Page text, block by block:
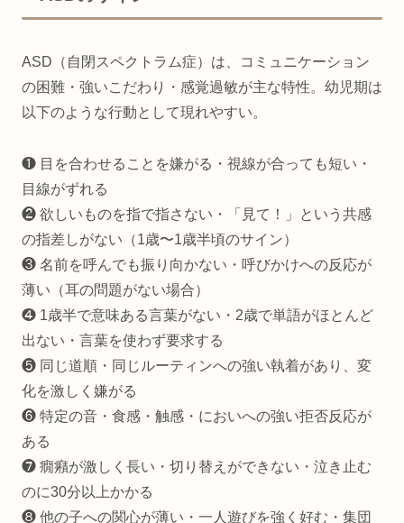
ASD（自閉スペクトラム症）は、コミュニケーション
の困難・強いこだわり・感覚過敏が主な特性。幼児期は
以下のような行動として現れやすい。
❶ 目を合わせることを嫌がる・視線が合っても短い・
目線がずれる
❷ 欲しいものを指で指さない・「見て！」という共感
の指差しがない（1歳〜1歳半頃のサイン）
❸ 名前を呼んでも振り向かない・呼びかけへの反応が
薄い（耳の問題がない場合）
❹ 1歳半で意味ある言葉がない・2歳で単語がほとんど
出ない・言葉を使わず要求する
❺ 同じ道順・同じルーティンへの強い執着があり、変
化を激しく嫌がる
❻ 特定の音・食感・触感・においへの強い拒否反応が
ある
❼ 癇癪が激しく長い・切り替えができない・泣き止む
のに30分以上かかる
❽ 他の子への関心が薄い・一人遊びを強く好む・集団